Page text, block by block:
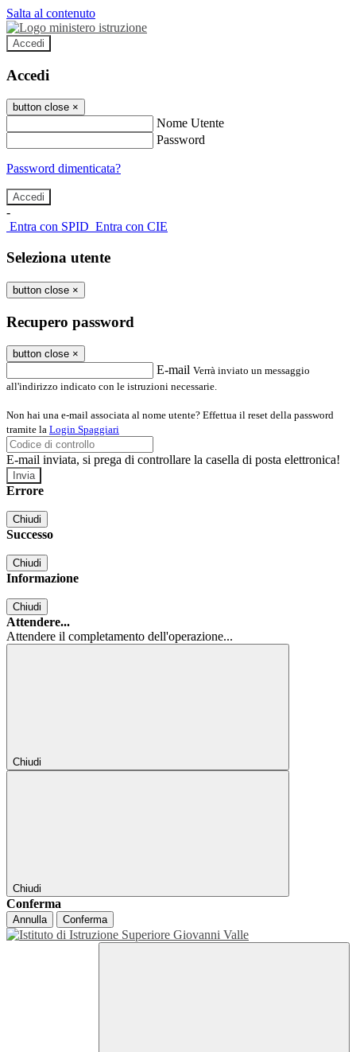
Salta al contenuto
Accedi
Accedi
button close ×
Nome Utente
Password
Password dimenticata?
-
Entra con SPID Entra con CIE
Seleziona utente
button close ×
Recupero password
button close ×
E-mail Verrà inviato un messaggio
all'indirizzo indicato con le istruzioni necessarie.
Non hai una e-mail associata al nome utente? Effettua il reset della password
tramite la Login Spaggiari
E-mail inviata, si prega di controllare la casella di posta elettronica!
Errore
Chiudi
Successo
Chiudi
Informazione
Chiudi
Attendere...
Attendere il completamento dell'operazione...
Chiudi
Chiudi
Conferma
Annulla Conferma